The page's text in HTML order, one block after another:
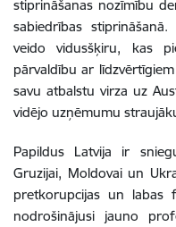
stiprināšanas nozīmību
sabiedrības
veido vidusšķiru, kas
pārvaldību ar
savu atbalstu virza uz
vidējo uzņēmumu
Papildus Latvija ir
Gruzijai, Moldovai un
pretkorupcijas un labas
nodrošinājusi jauno